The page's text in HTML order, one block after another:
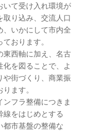
いて受け入れ環境が
り込み、交流人口
、いかにして市内全
おります。
西軸に加え、名古
を図ることで、よ
や街づくり、商業振
ます。
フラ整備につきま
線をはじめとする
都市基盤の整備な